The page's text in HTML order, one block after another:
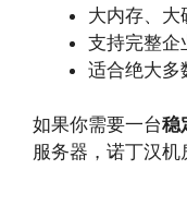
大内存、大
支持完整企
适合绝大多
如果你需要一台稳
服务器，诺丁汉机